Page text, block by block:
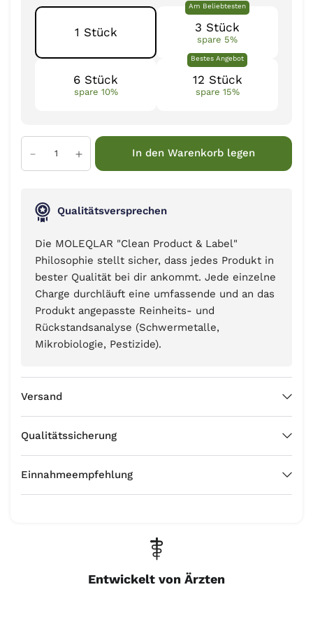
1 Stück 3 Stück
spare 5%
Am Beliebtesten
6 Stück
spare 10%
12 Stück
spare 15%
Bestes Angebot
In den Warenkorb legen
Qualitätsversprechen
Die MOLEQLAR "Clean Product & Label"
Philosophie stellt sicher, dass jedes Produkt in
bester Qualität bei dir ankommt. Jede einzelne
Charge durchläuft eine umfassende und an das
Produkt angepasste Reinheits- und
Rückstandsanalyse (Schwermetalle,
Mikrobiologie, Pestizide).
Versand
Qualitätssicherung
Einnahmeempfehlung
Entwickelt von Ärzten